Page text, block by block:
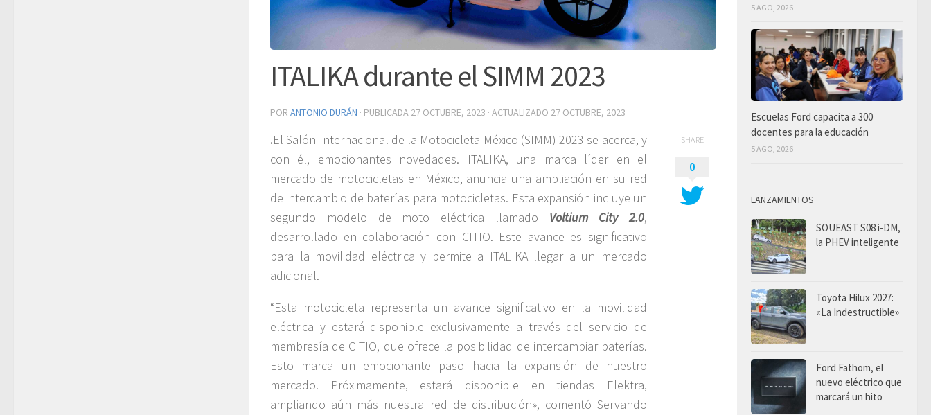
ITALIKA durante el SIMM 2023
POR ANTONIO DURÁN · PUBLICADA 27 OCTUBRE, 2023 · ACTUALIZADO 27 OCTUBRE, 2023
.El Salón Internacional de la Motocicleta México (SIMM) 2023 se acerca, y
con él, emocionantes novedades. ITALIKA, una marca líder en el
mercado de motocicletas en México, anuncia una ampliación en su red
de intercambio de baterías para motocicletas. Esta expansión incluye un
segundo modelo de moto eléctrica llamado Voltium City 2.0,
desarrollado en colaboración con CITIO. Este avance es significativo
para la movilidad eléctrica y permite a ITALIKA llegar a un mercado
adicional.
“Esta motocicleta representa un avance significativo en la movilidad
eléctrica y estará disponible exclusivamente a través del servicio de
membresía de CITIO, que ofrece la posibilidad de intercambiar baterías.
Esto marca un emocionante paso hacia la expansión de nuestro
mercado. Próximamente, estará disponible en tiendas Elektra,
ampliando aún más nuestra red de distribución», comentó Servando
SHARE
0
5 AGO, 2026
Escuelas Ford capacita a 300
docentes para la educación
5 AGO, 2026
LANZAMIENTOS
SOUEAST S08 i-DM,
la PHEV inteligente
Toyota Hilux 2027:
«La Indestructible»
Ford Fathom, el
nuevo eléctrico que
marcará un hito